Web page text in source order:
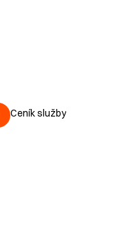
Ceník služby